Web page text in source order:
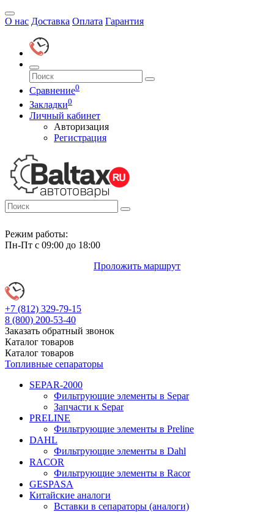
О нас Доставка Оплата Гарантия
Сравнение0
Закладки0
Личный кабинет
Авторизация
Регистрация
Режим работы:
Пн-Пт с 09:00 до 18:00
Проложить маршрут
+7 (812) 329-79-15
8 (800) 200-53-40
Заказать обратный звонок
Каталог товаров
Каталог товаров
Топливные сепараторы
SEPAR-2000
Фильтрующие элементы в Separ
Запчасти к Separ
PRELINE
Фильтрующие элементы в Preline
DAHL
Фильтрующие элементы в Dahl
RACOR
Фильтрующие элементы в Racor
GESPASA
Китайские аналоги
Вставки в сепараторы (аналоги)